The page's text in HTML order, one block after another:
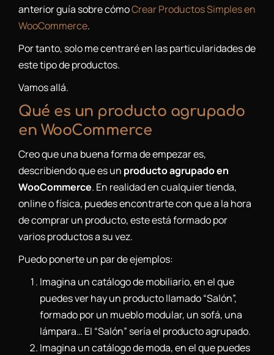
anterior guía sobre cómoCrear Productos Simples en
WooCommerce.
Por tanto, solo me centraré en las particularidades de
este tipo de productos.
Vamos allá.
Qué es un producto agrupado
en WooCommerce
Creo que una buena forma de empezar es,
describiendo que es un producto agrupado en
WooCommerce. En realidad en cualquier tienda,
online o física, puedes encontrarte con que a la hora
de comprar un producto, este está formado por
varios productos a su vez.
Puedo ponerte un par de ejemplos:
Imagina un catálogo de mobiliario, en el que
puedes ver hay un producto llamado “Salón”,
formado por un mueblo modular, un sofá, una
lámpara… El “Salón” sería el producto agrupado.
Imagina un catálogo de moda, en el que puedes